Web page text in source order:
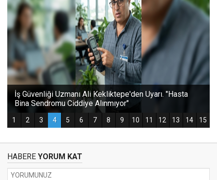
HABERE YORUM KAT